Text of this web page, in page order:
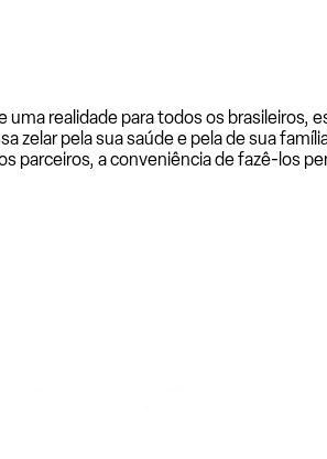
realidade para todos os
pela sua saúde e pela de sua
parceiros, a conveniência de fazê-los